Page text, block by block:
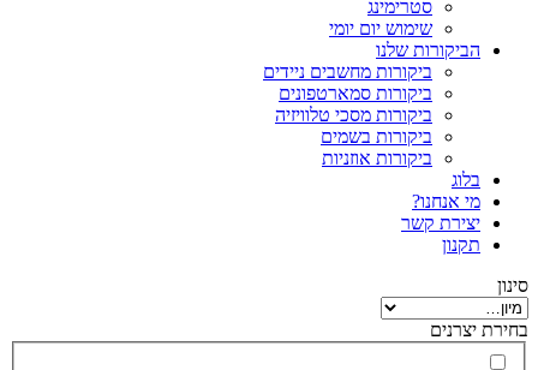
סטרימינג
שימוש יום יומי
הביקורות שלנו
ביקורות מחשבים ניידים
ביקורות סמארטפונים
ביקורות מסכי טלוויזיה
ביקורות בשמים
ביקורות אוזניות
בלוג
מי אנחנו?
יצירת קשר
תקנון
סינון
בחירת יצרנים